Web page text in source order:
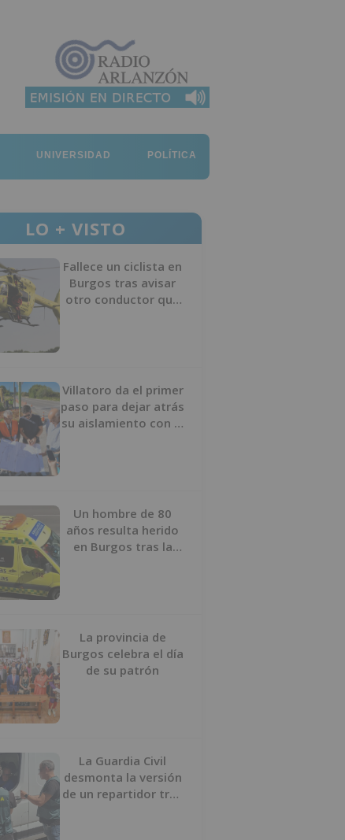
UNIVERSIDAD POLÍTICA
LO + VISTO
Fallece un ciclista en
Burgos tras avisar
otro conductor que
Villatoro da el primer
paso para dejar atrás
su aislamiento con el
Un hombre de 80
años resulta herido
en Burgos tras la
La provincia de
Burgos celebra el día
de su patrón
La Guardia Civil
desmonta la versión
de un repartidor tras